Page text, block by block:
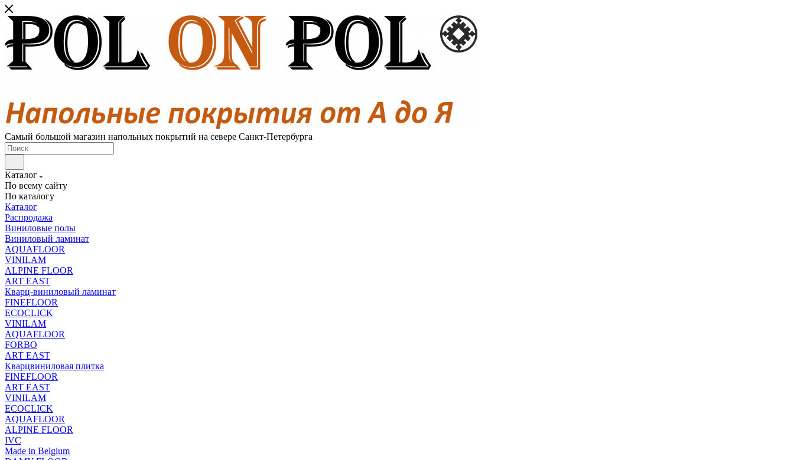
Самый большой магазин напольных покрытий на севере Санкт-Петербурга
Каталог
По всему сайту
По каталогу
Каталог
Распродажа
Виниловые полы
Виниловый ламинат
AQUAFLOOR
VINILAM
ALPINE FLOOR
ART EAST
Кварц-виниловый ламинат
FINEFLOOR
ECOCLICK
VINILAM
AQUAFLOOR
FORBO
ART EAST
Кварцвиниловая плитка
FINEFLOOR
ART EAST
VINILAM
ECOCLICK
AQUAFLOOR
ALPINE FLOOR
IVC
Made in Belgium